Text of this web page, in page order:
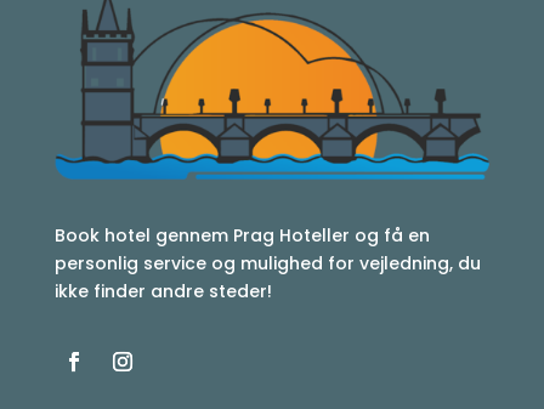
Book hotel gennem Prag Hoteller og få en
personlig service og mulighed for vejledning, du
ikke finder andre steder!